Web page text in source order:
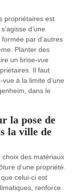
propriétaires est
d’une
par d’autres
Planter des
un brise-vue
Il faut
à la limite d’une
dans le
la pose de
la ville de
des matériaux
d’une propriété.
celui-ci est
renforce